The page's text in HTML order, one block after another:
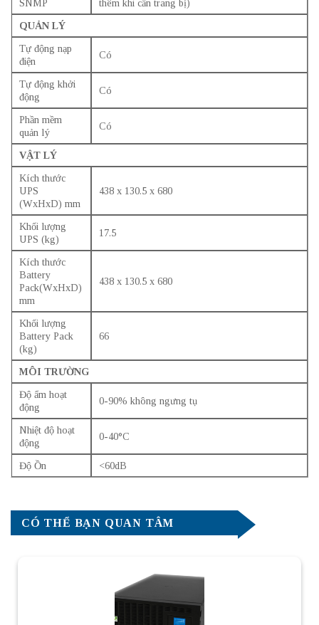
SNMP
thêm khi cần trang bị)
QUẢN LÝ
Tự động nạp
điện
Có
Tự động khởi
động
Có
Phần mềm
quản lý
Có
VẬT LÝ
Kích thước
UPS
(WxHxD) mm
438 x 130.5 x 680
Khối lượng
UPS (kg)
17.5
Kích thước
Battery
Pack(WxHxD)
mm
438 x 130.5 x 680
Khối lượng
Battery Pack
(kg)
66
MÔI TRƯỜNG
Độ ẩm hoạt
động
0-90% không ngưng tụ
Nhiệt độ hoạt
động
0-40°C
Độ Ồn <60dB
CÓ THỂ BẠN QUAN TÂM